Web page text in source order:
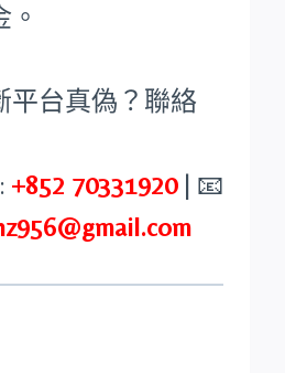
平台真偽？聯絡
+852 70331920| 📧